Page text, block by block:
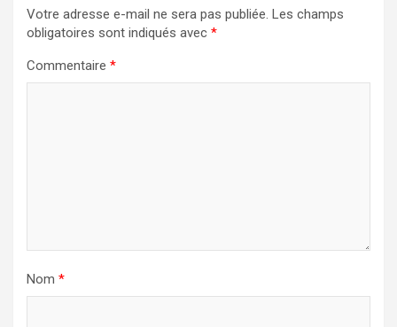
Votre adresse e-mail ne sera pas publiée. Les champs
obligatoires sont indiqués avec *
Commentaire *
Nom *